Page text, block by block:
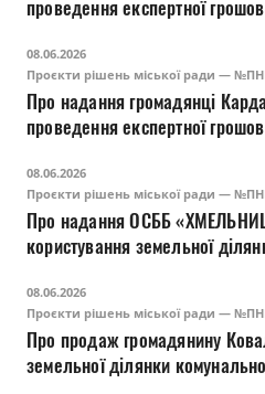
на вул. Заповітній, 2-А у м.
проведення експертної
Луцьку
08.06.2026
Проєкти рішень міської ради —
Про надання громадянці
проведення експертної
Луцьку
08.06.2026
Проєкти рішень міської ради —
Про надання ОСББ
користування земельної
житлового будинку на вул.
м. Луцьку
08.06.2026
Проєкти рішень міської ради —
Про продаж громадянину
земельної ділянки